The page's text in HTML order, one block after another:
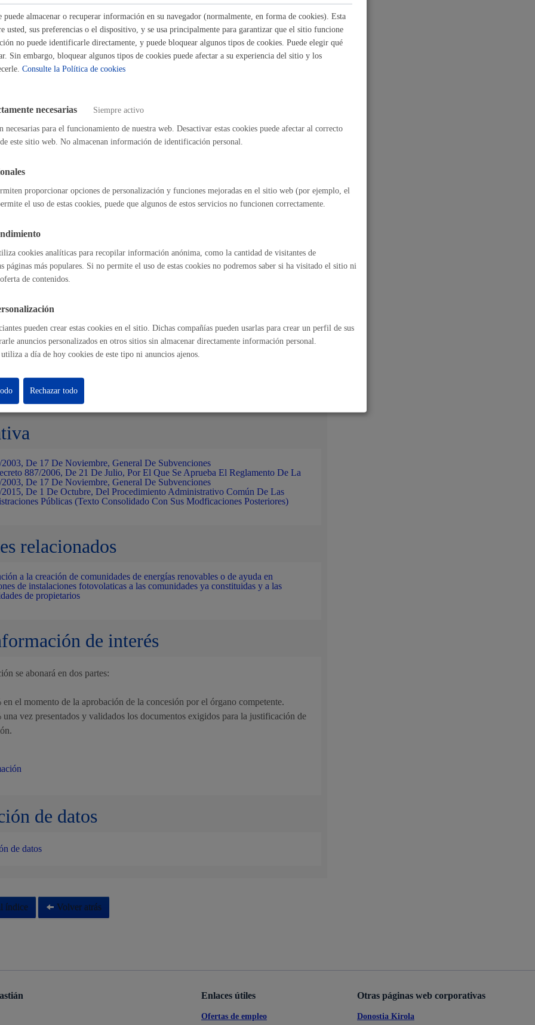
además
fin de obra de la instalaciones de energía solar fotovoltaica y fotos de la misma
acreditativo de la legalización de la instalación ante el Departamento de
del Gobierno Vasco.
anexos:50 Mb
6 meses Plazo legal:6 meses Sentido del silencio:Negativo
procedimiento
de la documentación
de la documentación y subsanación de errores
la parte final de la subvención o inicio del proceso de reintegro
de la tramitación
Dirección de Salud y Medio Ambiente
De 17 De Noviembre, General De Subvenciones
887/2006, De 21 De Julio, Por El Que Se Aprueba El Reglamento De La
De 17 De Noviembre, General De Subvenciones
De 1 De Octubre, Del Procedimiento Administrativo Común De Las
Públicas (Texto Consolidado Con Sus Modficaciones Posteriores)
relacionados
a la creación de comunidades de energías renovables o de ayuda en
de instalaciones fotovolaticas a las comunidades ya constituidas y a las
de propietarios
de interés
se abonará en dos partes:
el momento de la aprobación de la concesión por el órgano competente.
vez presentados y validados los documentos exigidos para la justificación de
de datos
de datos
índice Volver atrás
Enlaces útiles
Ofertas de empleo
Otras páginas web corporativas
Donostia Kirola
almacenar o recuperar información en su navegador (normalmente, en forma de cookies). Esta
usted, sus preferencias o el dispositivo, y se usa principalmente para garantizar que el sitio funcione
no puede identificarle directamente, y puede bloquear algunos tipos de cookies. Puede elegir qué
Sin embargo, bloquear algunos tipos de cookies puede afectar a su experiencia del sitio y los
Consulte la Política de cookies
necesarias Siempre activo
necesarias para el funcionamiento de nuestra web. Desactivar estas cookies puede afectar al correcto
este sitio web. No almacenan información de identificación personal.
proporcionar opciones de personalización y funciones mejoradas en el sitio web (por ejemplo, el
el uso de estas cookies, puede que algunos de estos servicios no funcionen correctamente.
cookies analíticas para recopilar información anónima, como la cantidad de visitantes de
páginas más populares. Si no permite el uso de estas cookies no podremos saber si ha visitado el sitio ni
de contenidos.
pueden crear estas cookies en el sitio. Dichas compañías pueden usarlas para crear un perfil de sus
anuncios personalizados en otros sitios sin almacenar directamente información personal.
a día de hoy cookies de este tipo ni anuncios ajenos.
Rechazar todo